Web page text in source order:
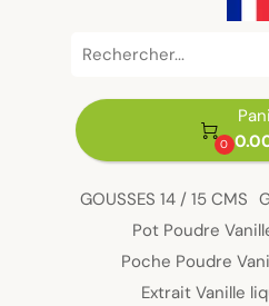

0
GOUSSES 14 / 15 CMS
Pot Poudre
Poche Poudre
Extrait Vanille